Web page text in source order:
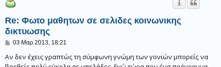
Re: Φωτο μαθητων σε σελιδες κοινωνικης
δικτυωσης
Δ
μ
03 Μαρ 2013, 18:21
Αν δεν έχεις γραπτώς τη σύμφωνη γνώμη των γονιών μπορείς να